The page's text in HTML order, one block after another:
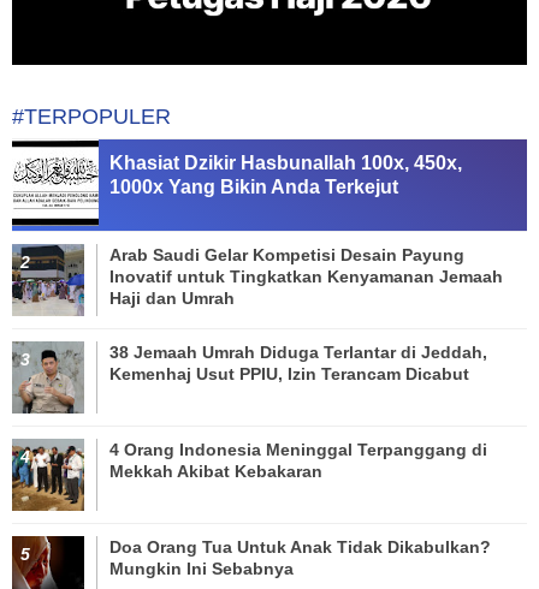
#TERPOPULER
Khasiat Dzikir Hasbunallah 100x, 450x,
1000x Yang Bikin Anda Terkejut
Arab Saudi Gelar Kompetisi Desain Payung
Inovatif untuk Tingkatkan Kenyamanan Jemaah
Haji dan Umrah
38 Jemaah Umrah Diduga Terlantar di Jeddah,
Kemenhaj Usut PPIU, Izin Terancam Dicabut
4 Orang Indonesia Meninggal Terpanggang di
Mekkah Akibat Kebakaran
Doa Orang Tua Untuk Anak Tidak Dikabulkan?
Mungkin Ini Sebabnya